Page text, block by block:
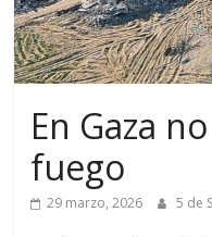
En Gaza
fuego
29 marzo, 2026 5 de